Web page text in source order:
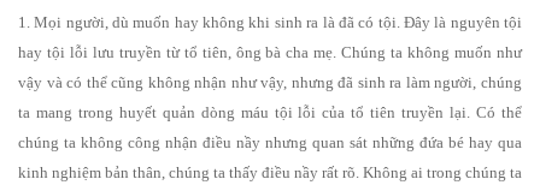
1. Mọi người, dù muốn hay không khi sinh ra là đã có tội. Đây là nguyên tội
hay tội lỗi lưu truyền từ tổ tiên, ông bà cha mẹ. Chúng ta không muốn như
vậy và có thể cũng không nhận như vậy, nhưng đã sinh ra làm người, chúng
ta mang trong huyết quản dòng máu tội lỗi của tổ tiên truyền lại. Có thể
chúng ta không công nhận điều nầy nhưng quan sát những đứa bé hay qua
kinh nghiệm bản thân, chúng ta thấy điều nầy rất rõ. Không ai trong chúng ta